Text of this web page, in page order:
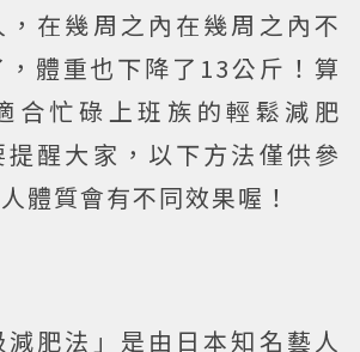
在幾周之內在幾周之內不
體重也下降了13公斤！算
合忙碌上班族的輕鬆減肥
醒大家，以下方法僅供參
體質會有不同效果喔！
肥法」是由日本知名藝人